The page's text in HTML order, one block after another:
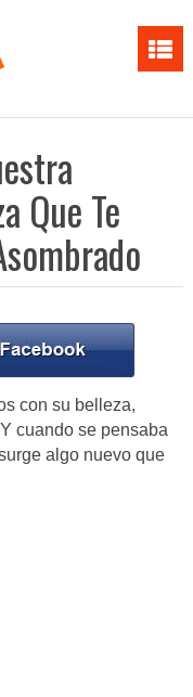
Que Te
con su belleza,
cuando se pensaba
algo nuevo que